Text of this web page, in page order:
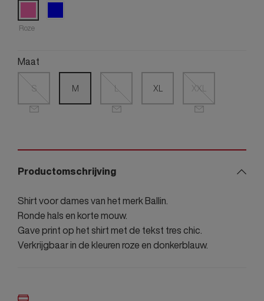
Roze
Maat
S M L XL XXL
Productomschrijving
Shirt voor dames van het merk Ballin.
Ronde hals en korte mouw.
Gave print op het shirt met de tekst tres chic.
Verkrijgbaar in de kleuren roze en donkerblauw.